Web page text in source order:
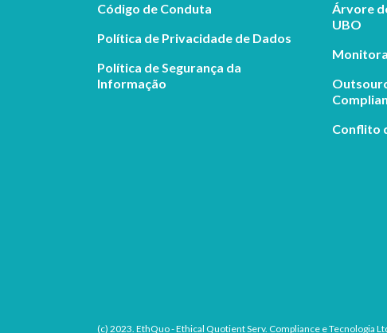
Código de Conduta
Política de Privacidade de Dados
Política de Segurança da
Informação
Árvore
UBO
Conflito
(c) 2023. EthQuo - Ethical Quotient Serv. Compliance e Tecnologia